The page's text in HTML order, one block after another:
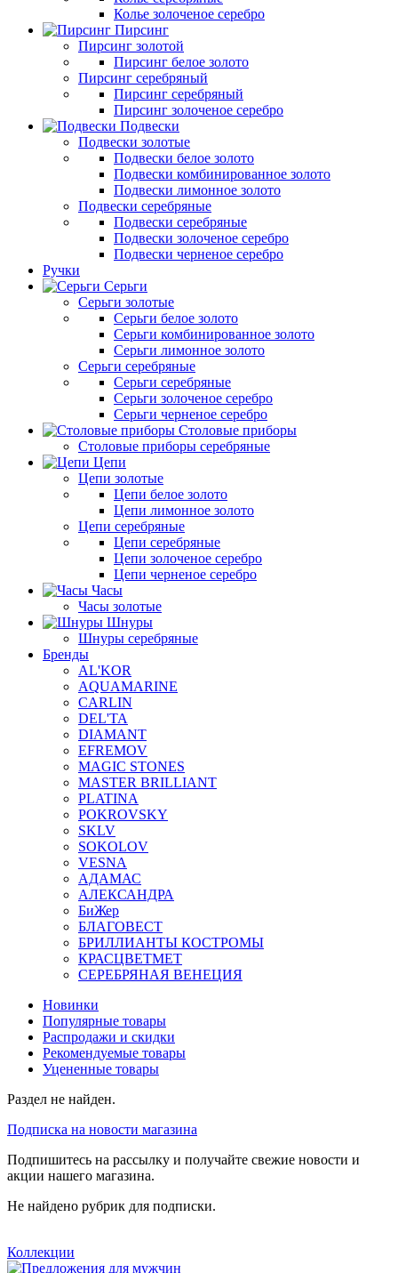
Колье золоченое серебро
Пирсинг
Пирсинг золотой
Пирсинг белое золото
Пирсинг серебряный
Пирсинг серебряный
Пирсинг золоченое серебро
Подвески
Подвески золотые
Подвески белое золото
Подвески комбинированное золото
Подвески лимонное золото
Подвески серебряные
Подвески серебряные
Подвески золоченое серебро
Подвески черненое серебро
Ручки
Серьги
Серьги золотые
Серьги белое золото
Серьги комбинированное золото
Серьги лимонное золото
Серьги серебряные
Серьги серебряные
Серьги золоченое серебро
Серьги черненое серебро
Столовые приборы
Столовые приборы серебряные
Цепи
Цепи золотые
Цепи белое золото
Цепи лимонное золото
Цепи серебряные
Цепи серебряные
Цепи золоченое серебро
Цепи черненое серебро
Часы
Часы золотые
Шнуры
Шнуры серебряные
Бренды
AL'KOR
AQUAMARINE
CARLIN
DEL'TA
DIAMANT
EFREMOV
MAGIC STONES
MASTER BRILLIANT
PLATINA
POKROVSKY
SKLV
SOKOLOV
VESNA
АДАМАС
АЛЕКСАНДРА
БиЖер
БЛАГОВЕСТ
БРИЛЛИАНТЫ КОСТРОМЫ
КРАСЦВЕТМЕТ
СЕРЕБРЯНАЯ ВЕНЕЦИЯ
Новинки
Популярные товары
Распродажи и скидки
Рекомендуемые товары
Уцененные товары
Раздел не найден.
Подписка на новости магазина
Подпишитесь на рассылку и получайте свежие новости и
акции нашего магазина.
Не найдено рубрик для подписки.
Коллекции